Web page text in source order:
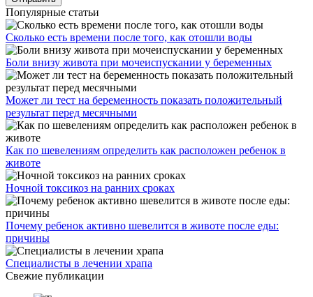
Популярные статьи
Сколько есть времени после того, как отошли воды
Боли внизу живота при мочеиспускании у беременных
Может ли тест на беременность показать положительный
результат перед месячными
Как по шевелениям определить как расположен ребенок в
животе
Ночной токсикоз на ранних сроках
Почему ребенок активно шевелится в животе после еды:
причины
Специалисты в лечении храпа
Свежие публикации